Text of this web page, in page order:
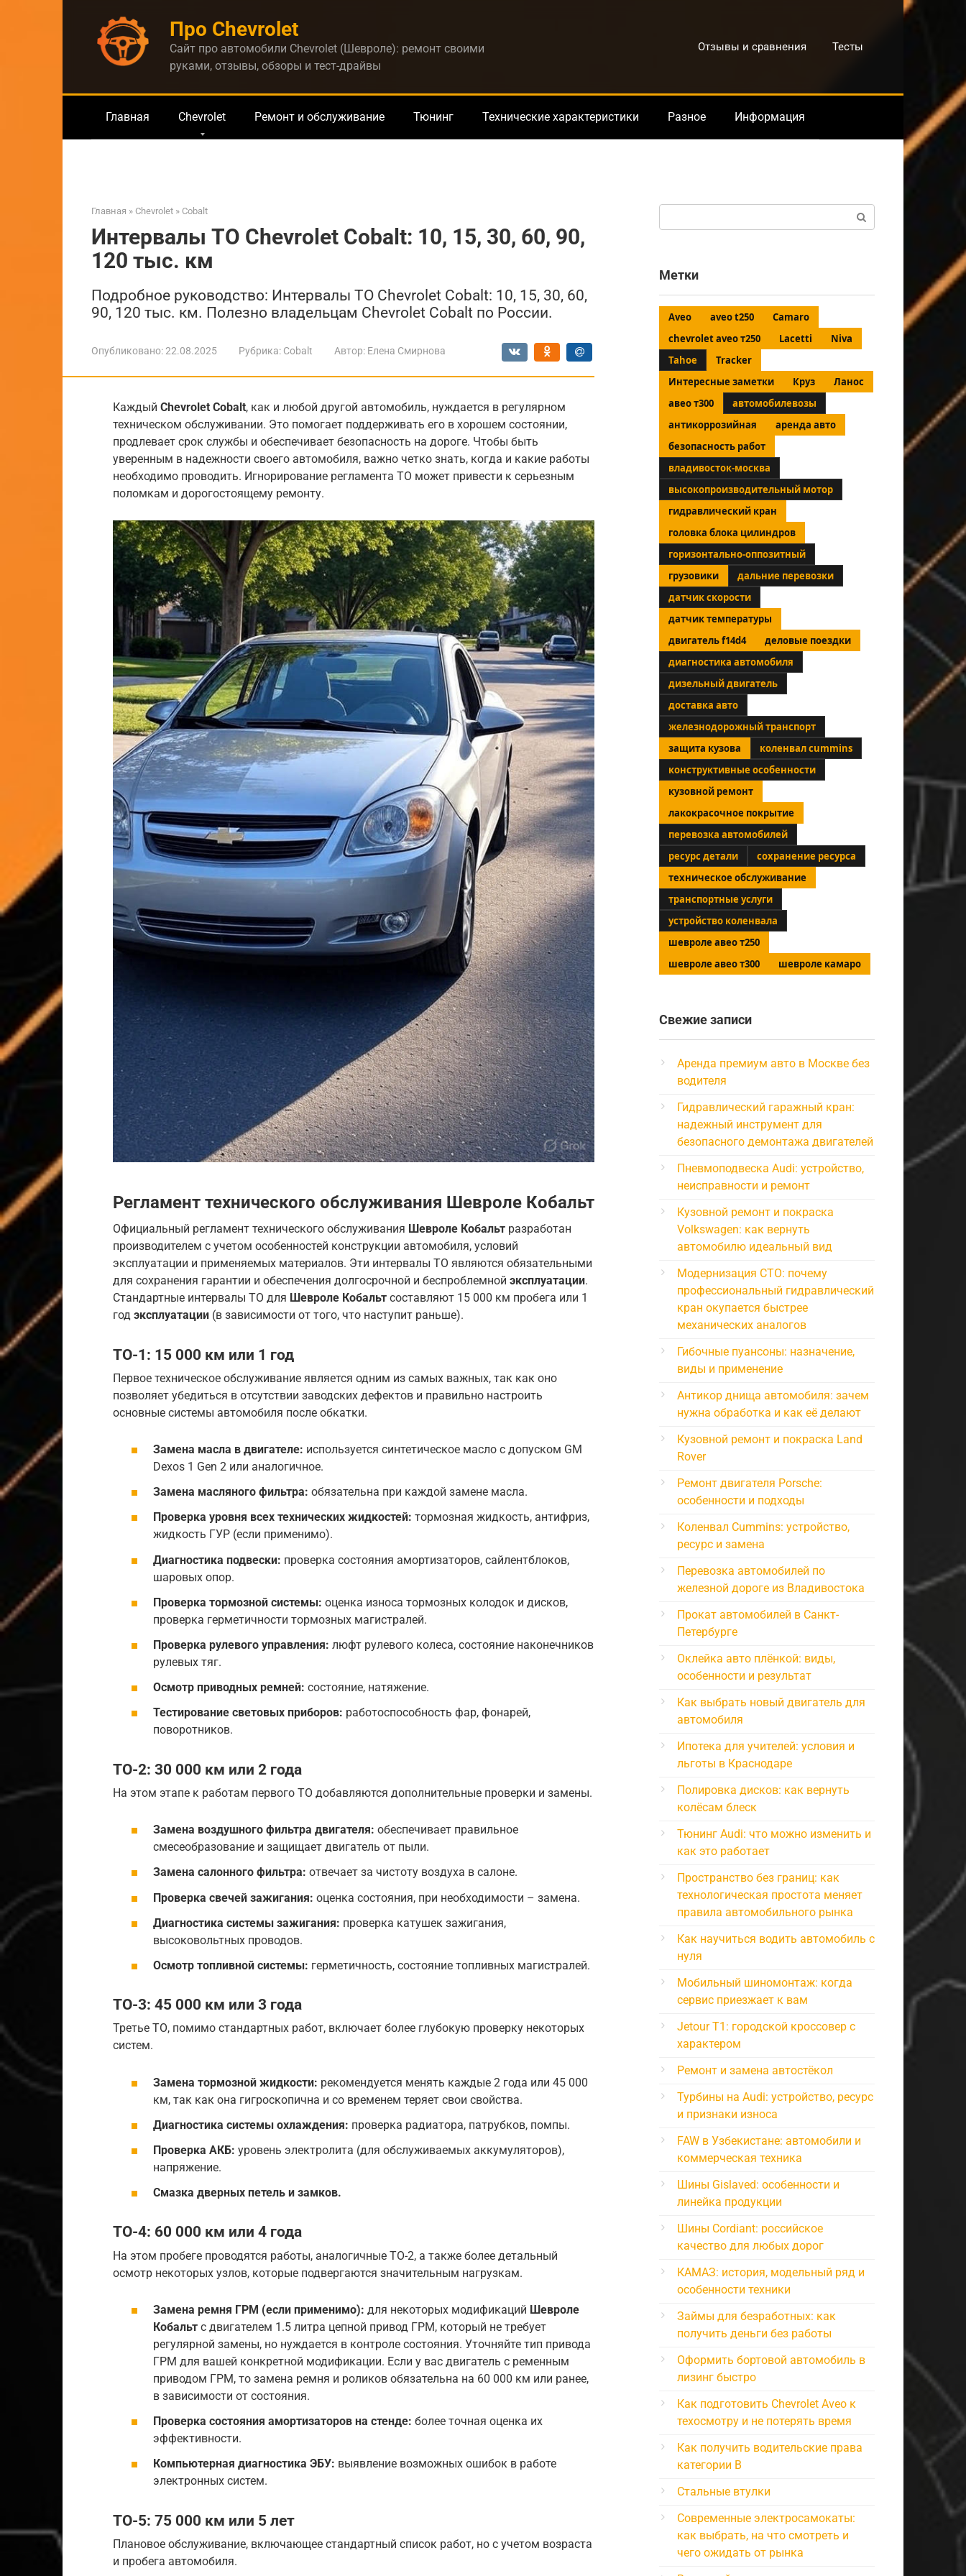
Про Chevrolet
Сайт про автомобили Chevrolet (Шевроле): ремонт своими
руками, отзывы, обзоры и тест-драйвы
Отзывы и сравнения Тесты
Главная Chevrolet Ремонт и обслуживание Тюнинг Технические характеристики Разное Информация
Главная » Chevrolet » Cobalt
Интервалы ТО Chevrolet Cobalt: 10, 15, 30, 60, 90,
120 тыс. км
Подробное руководство: Интервалы ТО Chevrolet Cobalt: 10, 15, 30, 60,
90, 120 тыс. км. Полезно владельцам Chevrolet Cobalt по России.
Опубликовано:22.08.2025 Рубрика: Cobalt Автор: Елена Смирнова
Каждый Chevrolet Cobalt, как и любой другой автомобиль, нуждается в регулярном
техническом обслуживании. Это помогает поддерживать его в хорошем состоянии,
продлевает срок службы и обеспечивает безопасность на дороге. Чтобы быть
уверенным в надежности своего автомобиля, важно четко знать, когда и какие работы
необходимо проводить. Игнорирование регламента ТО может привести к серьезным
поломкам и дорогостоящему ремонту.
Регламент технического обслуживания Шевроле Кобальт
Официальный регламент технического обслуживания Шевроле Кобальт разработан
производителем с учетом особенностей конструкции автомобиля, условий
эксплуатации и применяемых материалов. Эти интервалы ТО являются обязательными
для сохранения гарантии и обеспечения долгосрочной и беспроблемной эксплуатации.
Стандартные интервалы ТО для Шевроле Кобальт составляют 15 000 км пробега или 1
год эксплуатации (в зависимости от того, что наступит раньше).
ТО-1: 15 000 км или 1 год
Первое техническое обслуживание является одним из самых важных, так как оно
позволяет убедиться в отсутствии заводских дефектов и правильно настроить
основные системы автомобиля после обкатки.
Замена масла в двигателе: используется синтетическое масло с допуском GM
Dexos 1 Gen 2 или аналогичное.
Замена масляного фильтра: обязательна при каждой замене масла.
Проверка уровня всех технических жидкостей: тормозная жидкость, антифриз,
жидкость ГУР (если применимо).
Диагностика подвески: проверка состояния амортизаторов, сайлентблоков,
шаровых опор.
Проверка тормозной системы: оценка износа тормозных колодок и дисков,
проверка герметичности тормозных магистралей.
Проверка рулевого управления: люфт рулевого колеса, состояние наконечников
рулевых тяг.
Осмотр приводных ремней: состояние, натяжение.
Тестирование световых приборов: работоспособность фар, фонарей,
поворотников.
ТО-2: 30 000 км или 2 года
На этом этапе к работам первого ТО добавляются дополнительные проверки и замены.
Замена воздушного фильтра двигателя: обеспечивает правильное
смесеобразование и защищает двигатель от пыли.
Замена салонного фильтра: отвечает за чистоту воздуха в салоне.
Проверка свечей зажигания: оценка состояния, при необходимости – замена.
Диагностика системы зажигания: проверка катушек зажигания,
высоковольтных проводов.
Осмотр топливной системы: герметичность, состояние топливных магистралей.
ТО-3: 45 000 км или 3 года
Третье ТО, помимо стандартных работ, включает более глубокую проверку некоторых
систем.
Замена тормозной жидкости: рекомендуется менять каждые 2 года или 45 000
км, так как она гигроскопична и со временем теряет свои свойства.
Диагностика системы охлаждения: проверка радиатора, патрубков, помпы.
Проверка АКБ: уровень электролита (для обслуживаемых аккумуляторов),
напряжение.
Смазка дверных петель и замков.
ТО-4: 60 000 км или 4 года
На этом пробеге проводятся работы, аналогичные ТО-2, а также более детальный
осмотр некоторых узлов, которые подвергаются значительным нагрузкам.
Замена ремня ГРМ (если применимо): для некоторых модификаций Шевроле
Кобальт с двигателем 1.5 литра цепной привод ГРМ, который не требует
регулярной замены, но нуждается в контроле состояния. Уточняйте тип привода
ГРМ для вашей конкретной модификации. Если у вас двигатель с ременным
приводом ГРМ, то замена ремня и роликов обязательна на 60 000 км или ранее,
в зависимости от состояния.
Проверка состояния амортизаторов на стенде: более точная оценка их
эффективности.
Компьютерная диагностика ЭБУ: выявление возможных ошибок в работе
электронных систем.
ТО-5: 75 000 км или 5 лет
Плановое обслуживание, включающее стандартный список работ, но с учетом возраста
и пробега автомобиля.
Метки
Aveo aveo t250
Camaro
chevrolet aveo т250
Lacetti
Niva
Tahoe
Tracker
Интересные заметки
Круз
Ланос
авео т300
автомобилевозы
антикоррозийная
аренда авто
безопасность работ
владивосток-москва
высокопроизводительный мотор
гидравлический кран
головка блока цилиндров
горизонтально-оппозитный
грузовики
дальние перевозки
датчик скорости
датчик температуры
двигатель f14d4
деловые поездки
диагностика автомобиля
дизельный двигатель
доставка авто
железнодорожный транспорт
защита кузова
коленвал cummins
конструктивные особенности
кузовной ремонт
лакокрасочное покрытие
перевозка автомобилей
ресурс детали
сохранение ресурса
техническое обслуживание
транспортные услуги
устройство коленвала
шевроле авео т250
шевроле авео т300
шевроле камаро
Свежие записи
Аренда премиум авто в Москве без
водителя
Гидравлический гаражный кран:
надежный инструмент для
безопасного демонтажа двигателей
Пневмоподвеска Audi: устройство,
неисправности и ремонт
Кузовной ремонт и покраска
Volkswagen: как вернуть
автомобилю идеальный вид
Модернизация СТО: почему
профессиональный гидравлический
кран окупается быстрее
механических аналогов
Гибочные пуансоны: назначение,
виды и применение
Антикор днища автомобиля: зачем
нужна обработка и как её делают
Кузовной ремонт и покраска Land
Rover
Ремонт двигателя Porsche:
особенности и подходы
Коленвал Cummins: устройство,
ресурс и замена
Перевозка автомобилей по
железной дороге из Владивостока
Прокат автомобилей в Санкт-
Петербурге
Оклейка авто плёнкой: виды,
особенности и результат
Как выбрать новый двигатель для
автомобиля
Ипотека для учителей: условия и
льготы в Краснодаре
Полировка дисков: как вернуть
колёсам блеск
Тюнинг Audi: что можно изменить и
как это работает
Пространство без границ: как
технологическая простота меняет
правила автомобильного рынка
Как научиться водить автомобиль с
нуля
Мобильный шиномонтаж: когда
сервис приезжает к вам
Jetour T1: городской кроссовер с
характером
Ремонт и замена автостёкол
Турбины на Audi: устройство, ресурс
и признаки износа
FAW в Узбекистане: автомобили и
коммерческая техника
Шины Gislaved: особенности и
линейка продукции
Шины Cordiant: российское
качество для любых дорог
КАМАЗ: история, модельный ряд и
особенности техники
Займы для безработных: как
получить деньги без работы
Оформить бортовой автомобиль в
лизинг быстро
Как подготовить Chevrolet Aveo к
техосмотру и не потерять время
Как получить водительские права
категории B
Стальные втулки
Современные электросамокаты:
как выбрать, на что смотреть и
чего ожидать от рынка